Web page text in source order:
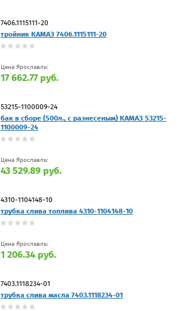
7406.1115111-20
тройник КАМАЗ 7406.1115111-20
Цена Ярославль:
17 662.77 руб.
53215-1100009-24
бак в сборе (500л., с разнесеным) КАМАЗ 53215-
1100009-24
Цена Ярославль:
43 529.89 руб.
4310-1104148-10
трубка слива топлива 4310-1104148-10
Цена Ярославль:
1 206.34 руб.
7403.1118234-01
трубка слива масла 7403.1118234-01